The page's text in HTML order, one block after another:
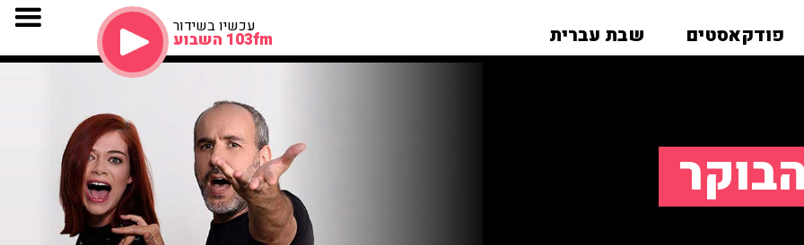
פודקאסטים שבת עברית עכשיו בשידור
103fm השבוע